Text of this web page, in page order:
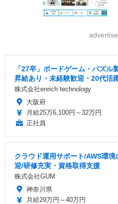
「27卒」ボードゲーム・パズル
昇給あり・未経験歓迎・20代活
株式会社enrich technology
大阪府
月給25万6,100円～32万円
正社員
クラウド運用サポート/AWS環
迎/研修充実・資格取得支援
株式会社GUM
神奈川県
月給29万円～40万円